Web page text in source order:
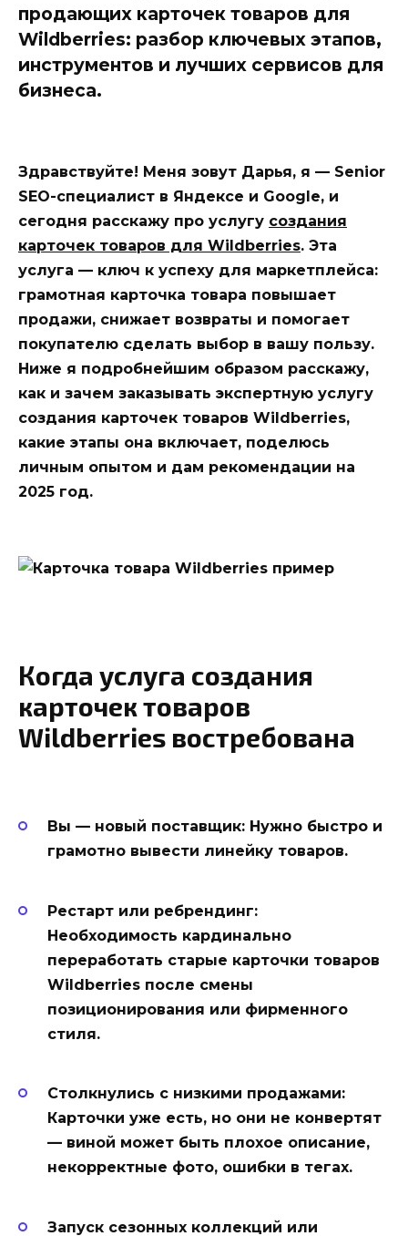
продающих карточек товаров для
Wildberries: разбор ключевых этапов,
инструментов и лучших сервисов для
бизнеса.
Здравствуйте! Меня зовут Дарья, я — Senior
SEO-специалист в Яндексе и Google, и
сегодня расскажу про услугу создания
карточек товаров для Wildberries. Эта
услуга — ключ к успеху для маркетплейса:
грамотная карточка товара повышает
продажи, снижает возвраты и помогает
покупателю сделать выбор в вашу пользу.
Ниже я подробнейшим образом расскажу,
как и зачем заказывать экспертную услугу
создания карточек товаров Wildberries,
какие этапы она включает, поделюсь
личным опытом и дам рекомендации на
2025 год.
Когда услуга создания
карточек товаров
Wildberries востребована
Вы — новый поставщик: Нужно быстро и
грамотно вывести линейку товаров.
Рестарт или ребрендинг:
Необходимость кардинально
переработать старые карточки товаров
Wildberries после смены
позиционирования или фирменного
стиля.
Столкнулись с низкими продажами:
Карточки уже есть, но они не конвертят
— виной может быть плохое описание,
некорректные фото, ошибки в тегах.
Запуск сезонных коллекций или